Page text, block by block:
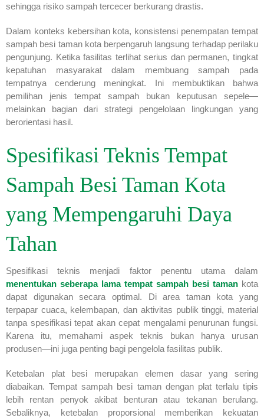
sehingga risiko sampah tercecer berkurang drastis.
Dalam konteks kebersihan kota, konsistensi penempatan tempat
sampah besi taman kota berpengaruh langsung terhadap perilaku
pengunjung. Ketika fasilitas terlihat serius dan permanen, tingkat
kepatuhan masyarakat dalam membuang sampah pada
tempatnya cenderung meningkat. Ini membuktikan bahwa
pemilihan jenis tempat sampah bukan keputusan sepele—
melainkan bagian dari strategi pengelolaan lingkungan yang
berorientasi hasil.
Spesifikasi Teknis Tempat
Sampah Besi Taman Kota
yang Mempengaruhi Daya
Tahan
Spesifikasi teknis menjadi faktor penentu utama dalam
menentukan seberapa lama tempat sampah besi taman kota
dapat digunakan secara optimal. Di area taman kota yang
terpapar cuaca, kelembapan, dan aktivitas publik tinggi, material
tanpa spesifikasi tepat akan cepat mengalami penurunan fungsi.
Karena itu, memahami aspek teknis bukan hanya urusan
produsen—ini juga penting bagi pengelola fasilitas publik.
Ketebalan plat besi merupakan elemen dasar yang sering
diabaikan. Tempat sampah besi taman dengan plat terlalu tipis
lebih rentan penyok akibat benturan atau tekanan berulang.
Sebaliknya, ketebalan proporsional memberikan kekuatan